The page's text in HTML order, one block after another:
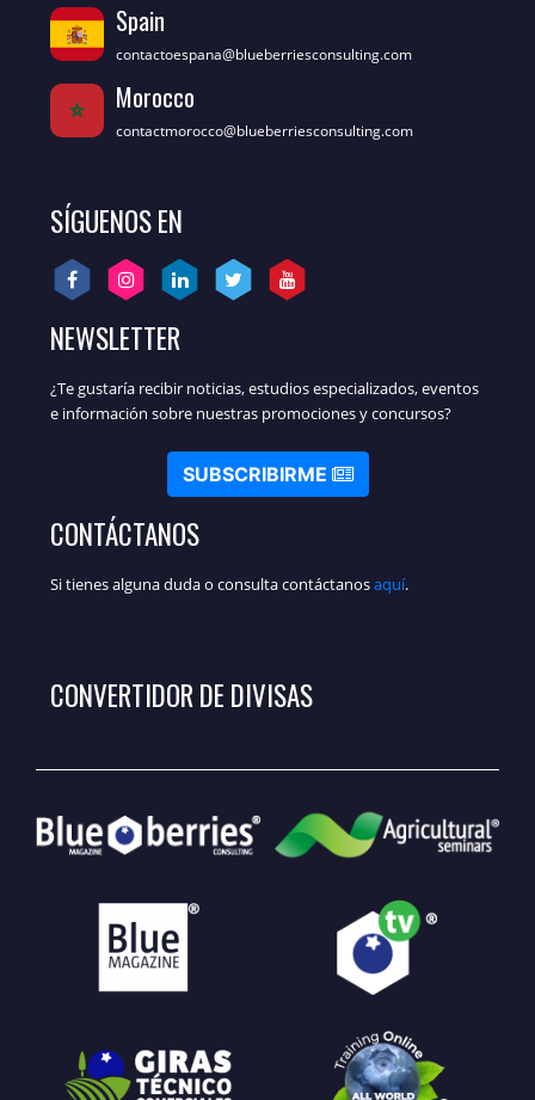
Spain
contactoespana@blueberriesconsulting.com
Morocco
contactmorocco@blueberriesconsulting.com
SÍGUENOS EN
NEWSLETTER
¿Te gustaría recibir noticias, estudios especializados, eventos
e información sobre nuestras promociones y concursos?
SUBSCRIBIRME
CONTÁCTANOS
Si tienes alguna duda o consulta contáctanosaquí.
CONVERTIDOR DE DIVISAS